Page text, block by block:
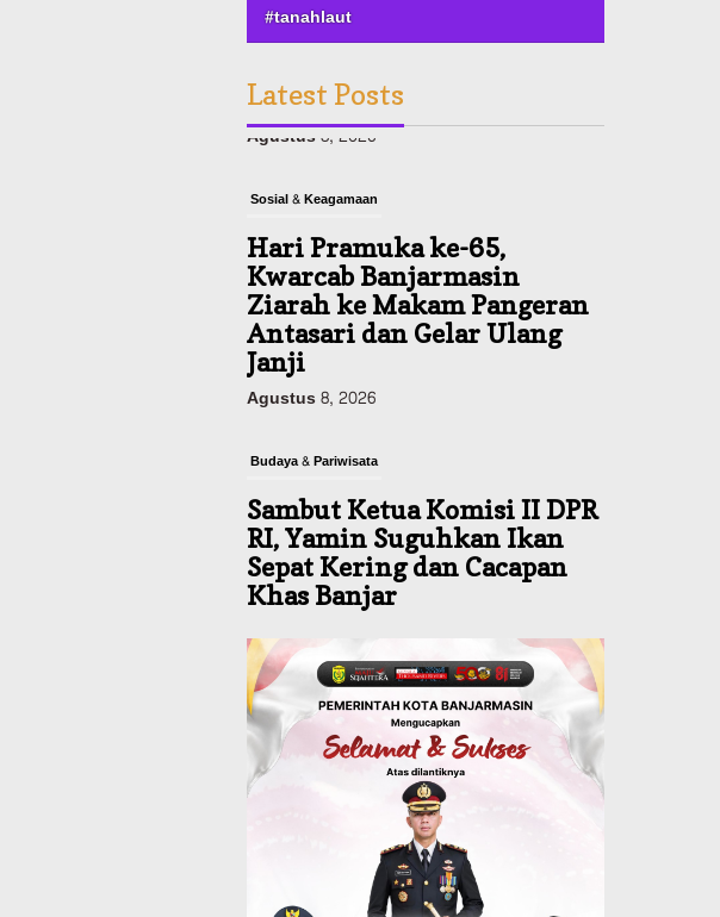
#tanahlaut
Latest Posts
Kwarcab Banjarmasin
Ziarah ke Makam Pangeran
Antasari dan Gelar Ulang
Janji
Agustus 8, 2026
RI, Yamin Suguhkan Ikan
Sepat Kering dan Cacapan
Khas Banjar
Agustus 8, 2026
Pemerintahan Sosial & Keagamaan
Banjarmasin Pilot Project
Perlinsos Digital, Target 30
Persen IKD Masih Jauh,
Komisi II DPR Turun
Agustus 7, 2026